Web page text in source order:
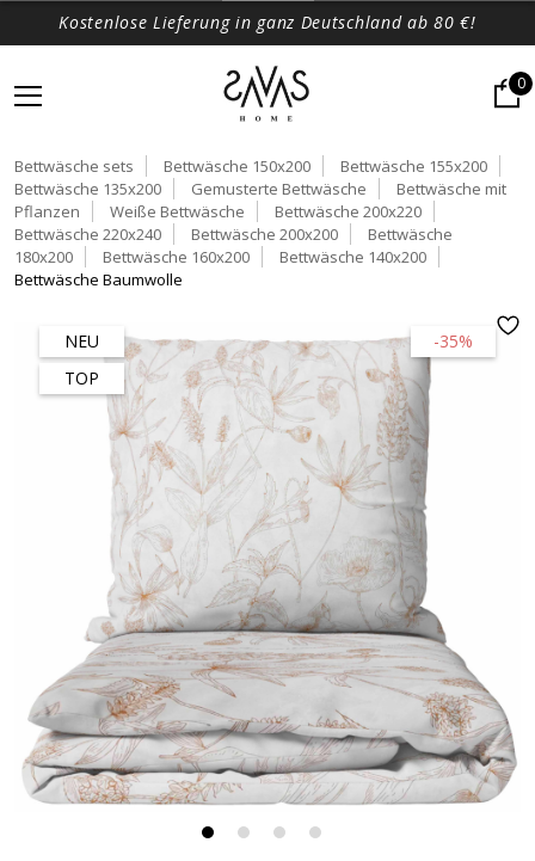
Kostenlose Lieferung in ganz Deutschland ab 80 €!
0
Bettwäsche sets Bettwäsche 150x200
Bettwäsche 155x200
Bettwäsche 135x200
Gemusterte Bettwäsche
Bettwäsche mit
Pflanzen
Weiße Bettwäsche
Bettwäsche 200x220
Bettwäsche 220x240
Bettwäsche 200x200
Bettwäsche
180x200
Bettwäsche 160x200
Bettwäsche 140x200
Bettwäsche Baumwolle
-35%
NEU
TOP